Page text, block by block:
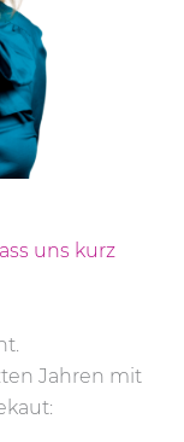
uns kurz
Jahren mit